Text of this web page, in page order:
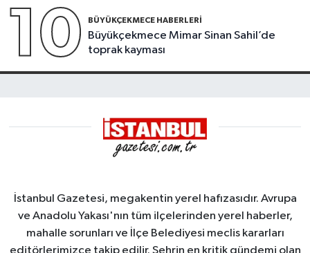
10 BÜYÜKÇEKMECE HABERLERI
Büyükçekmece Mimar Sinan Sahil’de
toprak kayması
İstanbul Gazetesi, megakentin yerel hafızasıdır. Avrupa
ve Anadolu Yakası'nın tüm ilçelerinden yerel haberler,
mahalle sorunları ve İlçe Belediyesi meclis kararları
editörlerimizce takip edilir. Şehrin en kritik gündemi olan